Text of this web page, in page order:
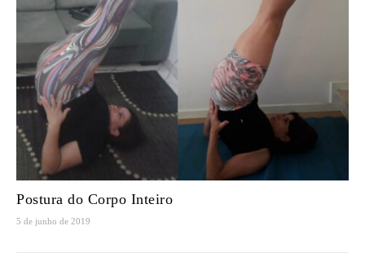
Postura do Corpo Inteiro
5 de junho de 2019